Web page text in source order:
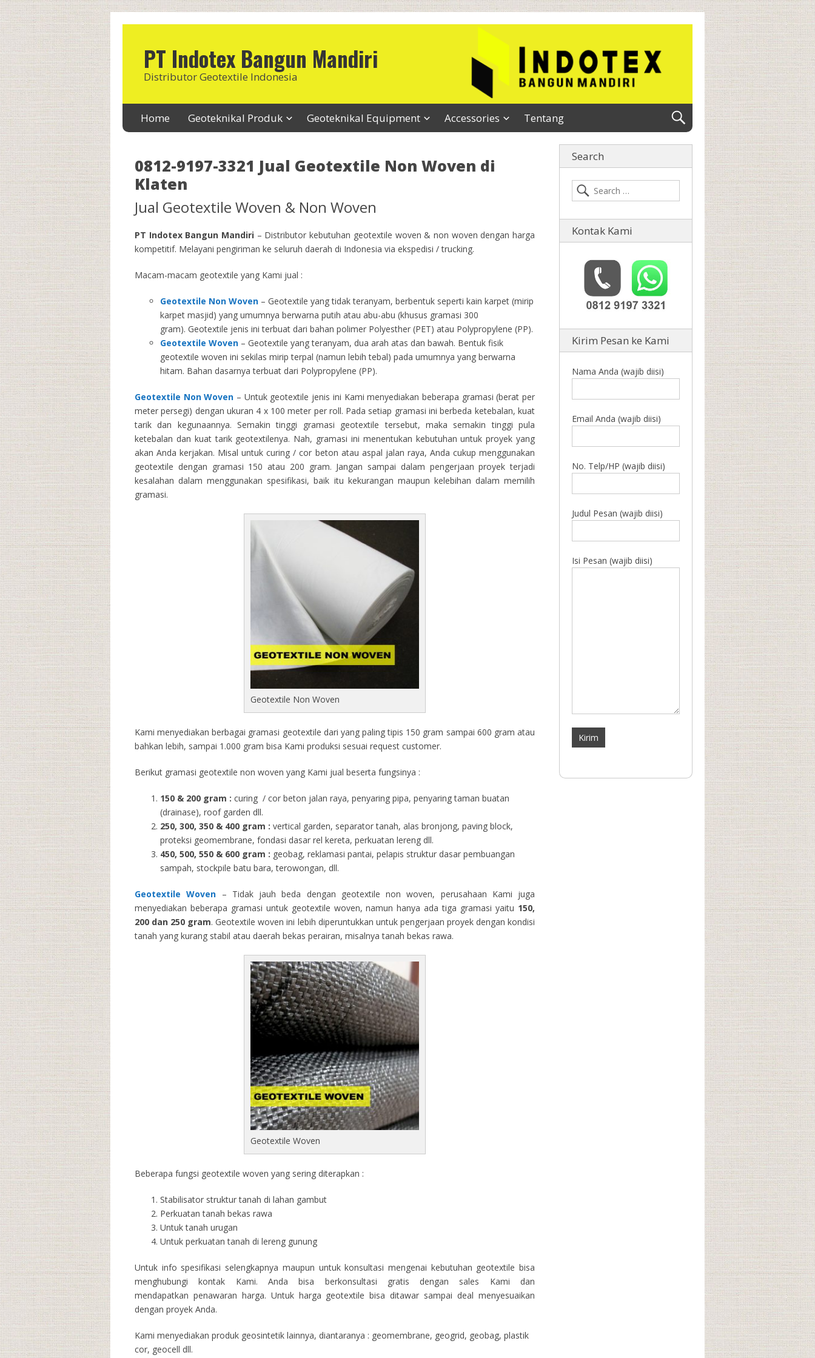
PT Indotex Bangun Mandiri
Distributor Geotextile Indonesia
Home Geoteknikal Produk Geoteknikal Equipment Accessories Tentang
0812-9197-3321 Jual Geotextile Non Woven di
Klaten
Jual Geotextile Woven & Non Woven
PT Indotex Bangun Mandiri – Distributor kebutuhan geotextile woven & non woven dengan harga
kompetitif. Melayani pengiriman ke seluruh daerah di Indonesia via ekspedisi / trucking.
Macam-macam geotextile yang Kami jual :
Geotextile Non Woven – Geotextile yang tidak teranyam, berbentuk seperti kain karpet (mirip
karpet masjid) yang umumnya berwarna putih atau abu-abu (khusus gramasi 300
gram). Geotextile jenis ini terbuat dari bahan polimer Polyesther (PET) atau Polypropylene (PP).
Geotextile Woven – Geotextile yang teranyam, dua arah atas dan bawah. Bentuk fisik
geotextile woven ini sekilas mirip terpal (namun lebih tebal) pada umumnya yang berwarna
hitam. Bahan dasarnya terbuat dari Polypropylene (PP).
Geotextile Non Woven – Untuk geotextile jenis ini Kami menyediakan beberapa gramasi (berat per
meter persegi) dengan ukuran 4 x 100 meter per roll. Pada setiap gramasi ini berbeda ketebalan, kuat
tarik dan kegunaannya. Semakin tinggi gramasi geotextile tersebut, maka semakin tinggi pula
ketebalan dan kuat tarik geotextilenya. Nah, gramasi ini menentukan kebutuhan untuk proyek yang
akan Anda kerjakan. Misal untuk curing / cor beton atau aspal jalan raya, Anda cukup menggunakan
geotextile dengan gramasi 150 atau 200 gram. Jangan sampai dalam pengerjaan proyek terjadi
kesalahan dalam menggunakan spesifikasi, baik itu kekurangan maupun kelebihan dalam memilih
gramasi.
Geotextile Non Woven
Kami menyediakan berbagai gramasi geotextile dari yang paling tipis 150 gram sampai 600 gram atau
bahkan lebih, sampai 1.000 gram bisa Kami produksi sesuai request customer.
Berikut gramasi geotextile non woven yang Kami jual beserta fungsinya :
150 & 200 gram : curing / cor beton jalan raya, penyaring pipa, penyaring taman buatan
(drainase), roof garden dll.
250, 300, 350 & 400 gram : vertical garden, separator tanah, alas bronjong, paving block,
proteksi geomembrane, fondasi dasar rel kereta, perkuatan lereng dll.
450, 500, 550 & 600 gram : geobag, reklamasi pantai, pelapis struktur dasar pembuangan
sampah, stockpile batu bara, terowongan, dll.
Geotextile Woven – Tidak jauh beda dengan geotextile non woven, perusahaan Kami juga
menyediakan beberapa gramasi untuk geotextile woven, namun hanya ada tiga gramasi yaitu 150,
200 dan 250 gram. Geotextile woven ini lebih diperuntukkan untuk pengerjaan proyek dengan kondisi
tanah yang kurang stabil atau daerah bekas perairan, misalnya tanah bekas rawa.
Geotextile Woven
Beberapa fungsi geotextile woven yang sering diterapkan :
Stabilisator struktur tanah di lahan gambut
Perkuatan tanah bekas rawa
Untuk tanah urugan
Untuk perkuatan tanah di lereng gunung
Untuk info spesifikasi selengkapnya maupun untuk konsultasi mengenai kebutuhan geotextile bisa
menghubungi kontak Kami. Anda bisa berkonsultasi gratis dengan sales Kami dan
mendapatkan penawaran harga. Untuk harga geotextile bisa ditawar sampai deal menyesuaikan
dengan proyek Anda.
Kami menyediakan produk geosintetik lainnya, diantaranya : geomembrane, geogrid, geobag, plastik
cor, geocell dll.
Search
Kontak Kami
Kirim Pesan ke Kami
Nama Anda (wajib diisi)
Email Anda (wajib diisi)
No. Telp/HP (wajib diisi)
Judul Pesan (wajib diisi)
Isi Pesan (wajib diisi)